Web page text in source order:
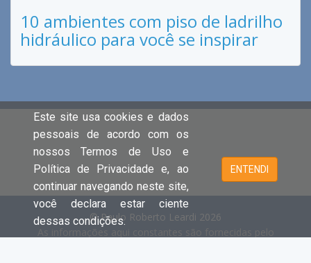
10 ambientes com piso de ladrilho
hidráulico para você se inspirar
© Paulo Roberto Leardi 2026
Este site usa cookies e dados
pessoais de acordo com os
nossos Termos de Uso e
Política de Privacidade e, ao
continuar navegando neste site,
você declara estar ciente
dessas condições.
ENTENDI